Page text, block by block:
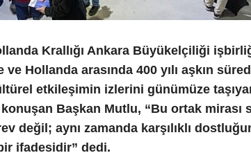
Krallığı Ankara Büyükelçiliği
Hollanda arasında 400 yılı aşkın
etkileşimin izlerini günümüze
konuşan Başkan Mutlu, “Bu ortak mirası
değil; aynı zamanda karşılıklı
ifadesidir” dedi.